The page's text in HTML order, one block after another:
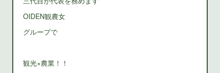
OIDEN観農女
グループで
観光×農業！！